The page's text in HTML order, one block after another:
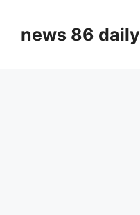
contentnews 86 daily